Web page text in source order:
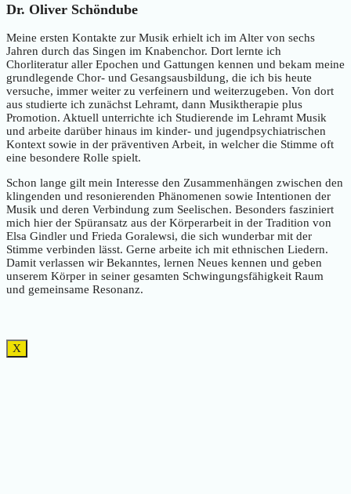
Dr. Oliver Schöndube
Meine ersten Kontakte zur Musik erhielt ich im Alter von sechs
Jahren durch das Singen im Knabenchor. Dort lernte ich
Chorliteratur aller Epochen und Gattungen kennen und bekam meine
grundlegende Chor- und Gesangsausbildung, die ich bis heute
versuche, immer weiter zu verfeinern und weiterzugeben. Von dort
aus studierte ich zunächst Lehramt, dann Musiktherapie plus
Promotion. Aktuell unterrichte ich Studierende im Lehramt Musik
und arbeite darüber hinaus im kinder- und jugendpsychiatrischen
Kontext sowie in der präventiven Arbeit, in welcher die Stimme oft
eine besondere Rolle spielt.
Schon lange gilt mein Interesse den Zusammenhängen zwischen den
klingenden und resonierenden Phänomenen sowie Intentionen der
Musik und deren Verbindung zum Seelischen. Besonders fasziniert
mich hier der Spüransatz aus der Körperarbeit in der Tradition von
Elsa Gindler und Frieda Goralewsi, die sich wunderbar mit der
Stimme verbinden lässt. Gerne arbeite ich mit ethnischen Liedern.
Damit verlassen wir Bekanntes, lernen Neues kennen und geben
unserem Körper in seiner gesamten Schwingungsfähigkeit Raum
und gemeinsame Resonanz.
X